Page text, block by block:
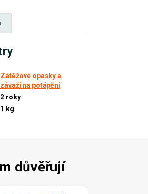
Zátěžové opasky a
závaží na potápění
2 roky
1 kg
důvěřují